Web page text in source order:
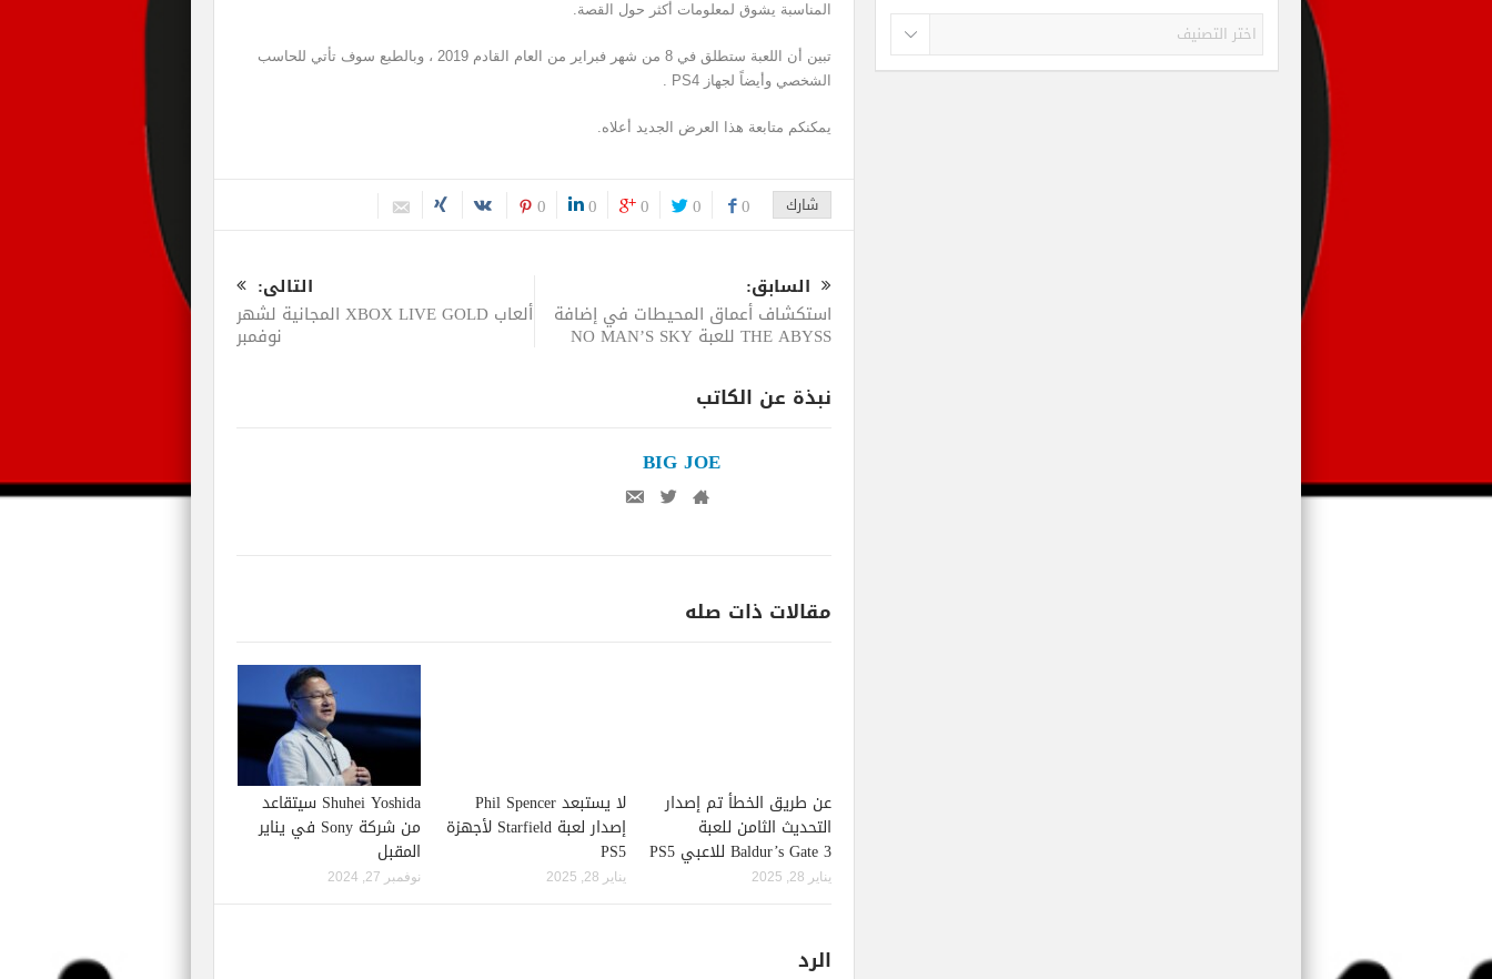
المناسبة يشوق لمعلومات أكثر حول القصة.
تبين أن اللعبة ستطلق في 8 من شهر فبراير من العام القادم 2019 ، وبالطبع سوف تأتي للحاسب
الشخصي وأيضاً لجهاز PS4 .
يمكنكم متابعة هذا العرض الجديد أعلاه.
شارك 0
0
0
0
0
السابق:
استكشاف أعماق المحيطات في إضافة
THE ABYSS للعبة NO MAN’S SKY
التالى:
ألعاب XBOX LIVE GOLD المجانية لشهر
نوفمبر
نبذة عن الكاتب
BIG JOE
مقالات ذات صله
عن طريق الخطأ تم إصدار
التحديث الثامن للعبة
Baldur’s Gate 3 للاعبي PS5
يناير 28, 2025
لا يستبعد Phil Spencer
إصدار لعبة Starfield لأجهزة
PS5
يناير 28, 2025
Shuhei Yoshida سيتقاعد
من شركة Sony في يناير
المقبل
نوفمبر 27, 2024
الرد
تصنيفات